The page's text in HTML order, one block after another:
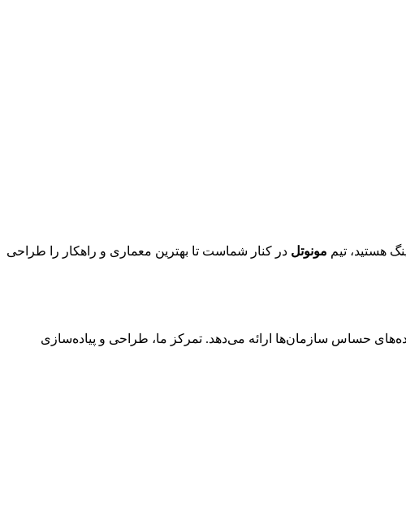
هستید، تیم مونوتل در کنار شماست تا بهترین معماری و راهکار را طراحی
حساس سازمان‌ها ارائه می‌دهد. تمرکز ما، طراحی و پیاده‌سازی